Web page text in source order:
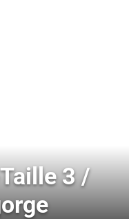
3 /